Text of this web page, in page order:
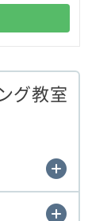
グ教室